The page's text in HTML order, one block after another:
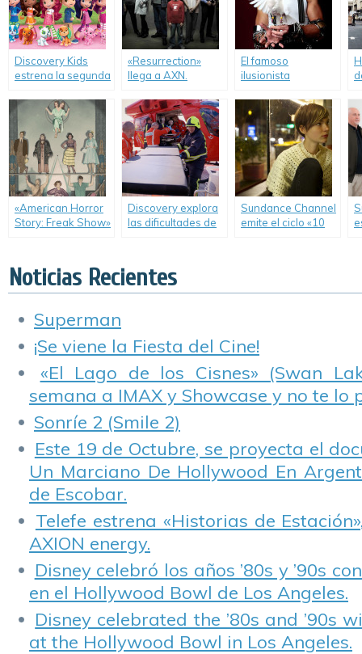
Mundo de Luna».
Discovery Kids
estrena la segunda
«Frutillita:
Aventuras en Tutti
Frutti».
«Resurrection»
llega a AXN.
El famoso
ilusionista
Infinito.
«American Horror
Story: Freak Show»
Discovery explora
las dificultades de
«Hora Crítica».
Sundance Channel
emite el ciclo «10
comienza hoy.
Noticias Recientes
Superman
¡Se viene la Fiesta del Cine!
«El Lago de los Cisnes» (Swan
semana a IMAX y Showcase y no te lo
Sonríe 2 (Smile 2)
Este 19 de Octubre, se proyecta el
Un Marciano De Hollywood En
de Escobar.
Telefe estrena «Historias de
AXION energy.
Disney celebró los años ’80s y ’90s
en el Hollywood Bowl de Los Angeles.
Disney celebrated the ’80s and ’90s
at the Hollywood Bowl in Los Angeles.